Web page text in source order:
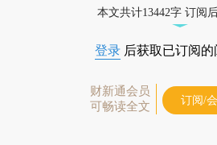
本文共计13442字 订阅
登录 后获取已订阅
财新通会员
可畅读全文
订阅/